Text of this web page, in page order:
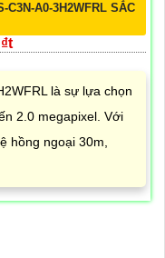
C3N-A0-3H2WFRL SẮC
là sự lựa chọn
2.0 megapixel. Với
hồng ngoại 30m,